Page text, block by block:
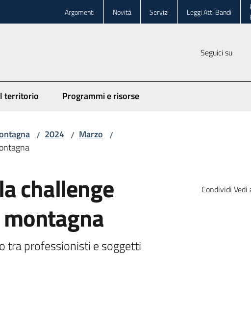
Argomenti Novità Servizi Leggi Atti Bandi
Seguici su
territorio Programmi e risorse
/ 2024 / Marzo /
challenge
tra professionisti e soggetti
Condividi Vedi